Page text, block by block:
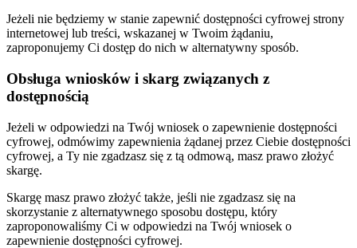
Jeżeli nie będziemy w stanie zapewnić dostępności cyfrowej strony
internetowej lub treści, wskazanej w Twoim żądaniu,
zaproponujemy Ci dostęp do nich w alternatywny sposób.
Obsługa wniosków i skarg związanych z
dostępnością
Jeżeli w odpowiedzi na Twój wniosek o zapewnienie dostępności
cyfrowej, odmówimy zapewnienia żądanej przez Ciebie dostępności
cyfrowej, a Ty nie zgadzasz się z tą odmową, masz prawo złożyć
skargę.
Skargę masz prawo złożyć także, jeśli nie zgadzasz się na
skorzystanie z alternatywnego sposobu dostępu, który
zaproponowaliśmy Ci w odpowiedzi na Twój wniosek o
zapewnienie dostępności cyfrowej.